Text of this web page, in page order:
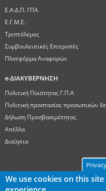
Ε.Α.Δ.Π. ΓΠΑ
Ε.Γ.Μ.Ε.
Τριπτόλεμος
Συμβουλευτικές Επιτροπές
Πλατφόρμα Αναφορών
e-ΔΙΑΚΥΒΕΡΝΗΣΗ
Πολιτική Ποιότητας Γ.Π.Α
Πολιτική προστασίας προσωπικών
Δήλωση Προσβασιμότητας
Απέλλα
Διαύγεια
We use cookies on this